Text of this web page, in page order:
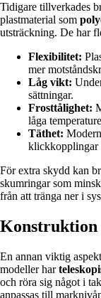
Tidigare tillverkades
plastmaterial som
utsträckning. De har
Flexibilitet:
mer
Låg vikt:
sättningar.
Frosttålighet:
låga
Täthet:
klickkopplingar
För extra skydd kan
skumringar som
från att tränga ner i
Konstruktion
En annan viktig
modeller har
och röra sig något i
anpassas till